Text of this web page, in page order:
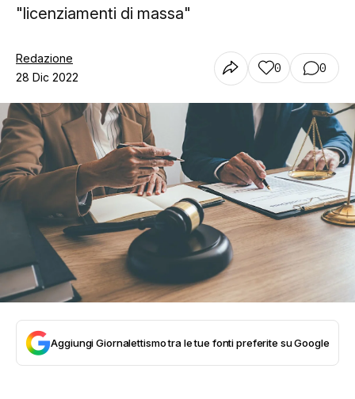
"licenziamenti di massa"
Redazione
28 Dic 2022
0 0
Aggiungi Giornalettismo tra le tue fonti preferite su Google